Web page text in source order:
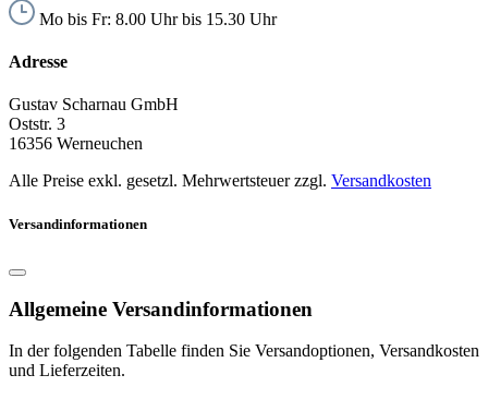
Mo bis Fr: 8.00 Uhr bis 15.30 Uhr
Adresse
Gustav Scharnau GmbH
Oststr. 3
16356 Werneuchen
Alle Preise exkl. gesetzl. Mehrwertsteuer zzgl. Versandkosten
Versandinformationen
Allgemeine Versandinformationen
In der folgenden Tabelle finden Sie Versandoptionen, Versandkosten
und Lieferzeiten.